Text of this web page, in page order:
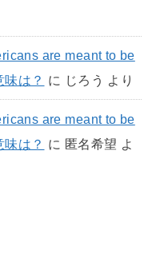
are meant to be
は？ に じろう より
are meant to be
は？ に 匿名希望 よ